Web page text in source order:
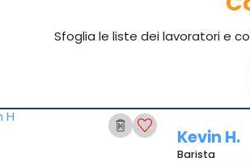
Sfoglia le liste dei lavoratori e
Kevin H.
Barista